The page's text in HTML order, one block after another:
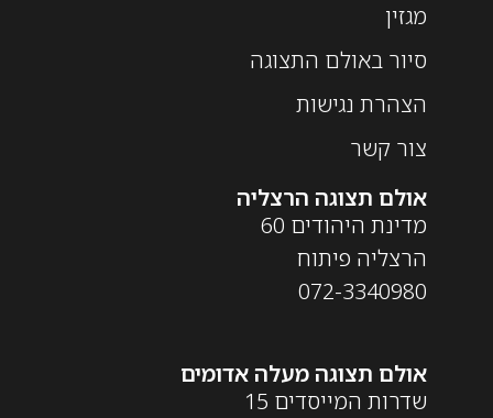
מגזין
סיור באולם התצוגה
הצהרת נגישות
צור קשר
אולם תצוגה הרצליה
מדינת היהודים 60
הרצליה פיתוח
072-3340980
אולם תצוגה מעלה אדומים
שדרות המייסדים 15